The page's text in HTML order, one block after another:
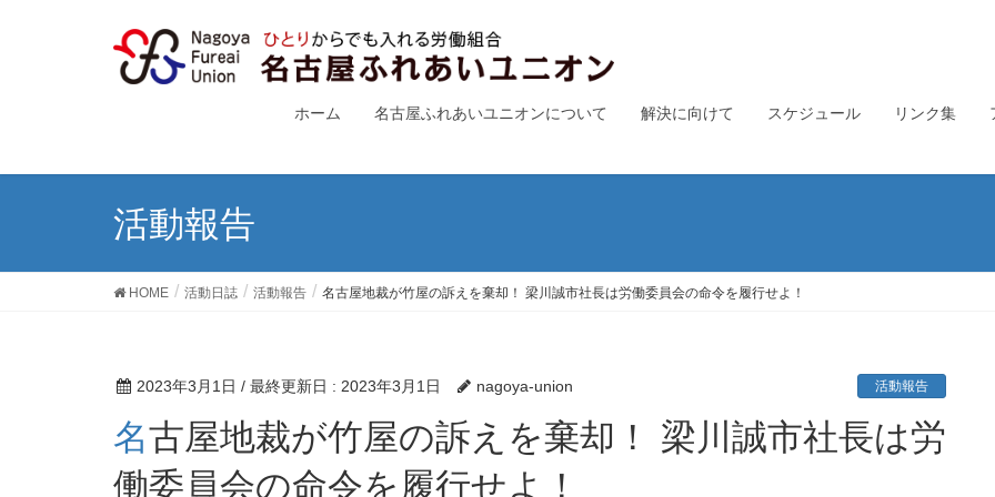
ホーム 名古屋ふれあいユニオンについて 解決に向けて スケジュール リンク集
活動報告
HOME 活動日誌 活動報告 名古屋地裁が竹屋の訴えを棄却！ 梁川誠市社長は労働委員会の命令を履行せよ！
2023年3月1日 / 最終更新日 : 2023年3月1日 nagoya-union 活動報告
名古屋地裁が竹屋の訴えを棄却！ 梁川誠市社長は労
働委員会の命令を履行せよ！